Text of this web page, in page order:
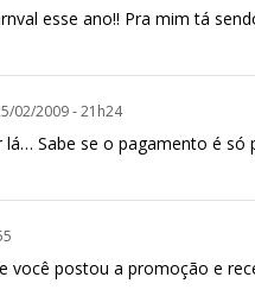
esse ano!! Pra mim tá
02/2009 - 21h24
lá… Sabe se o pagamento é só
você postou a promoção e